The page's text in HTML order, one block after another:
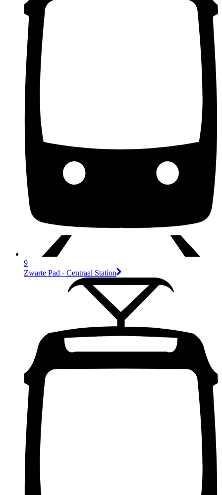
9
Zwarte Pad - Centraal Station